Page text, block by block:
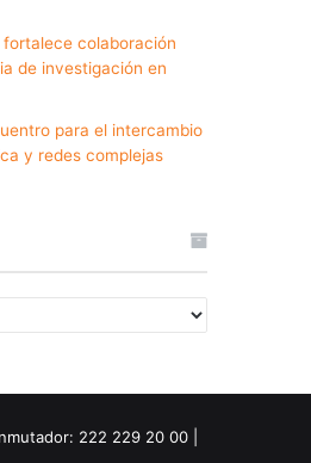
colaboración
de investigación en
para el intercambio
y redes complejas
222 229 20 00 |